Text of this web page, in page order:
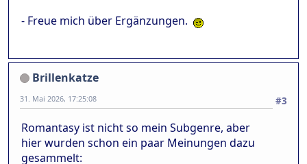
- Freue mich über Ergänzungen.
Brillenkatze
#3
31. Mai 2026, 17:25:08
Romantasy ist nicht so mein Subgenre, aber
hier wurden schon ein paar Meinungen dazu
gesammelt: